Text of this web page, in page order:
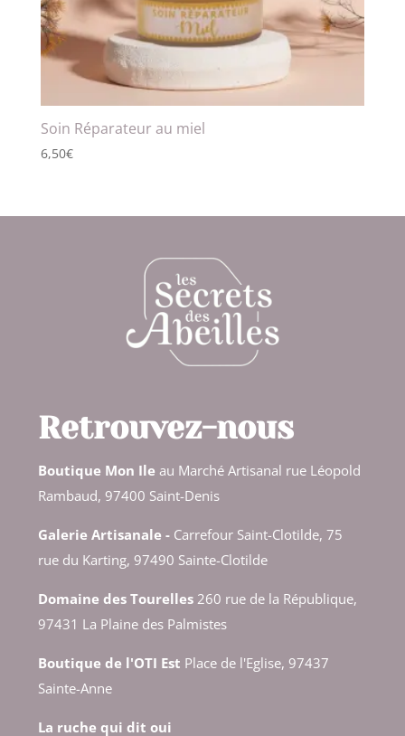
Soin Réparateur au miel
6,50€
Retrouvez-nous
Boutique Mon Ile au Marché Artisanal rue Léopold
Rambaud, 97400 Saint-Denis
Galerie Artisanale - Carrefour Saint-Clotilde, 75
rue du Karting, 97490 Sainte-Clotilde
Domaine des Tourelles 260 rue de la République,
97431 La Plaine des Palmistes
Boutique de l'OTI Est Place de l'Eglise, 97437
Sainte-Anne
La ruche qui dit oui